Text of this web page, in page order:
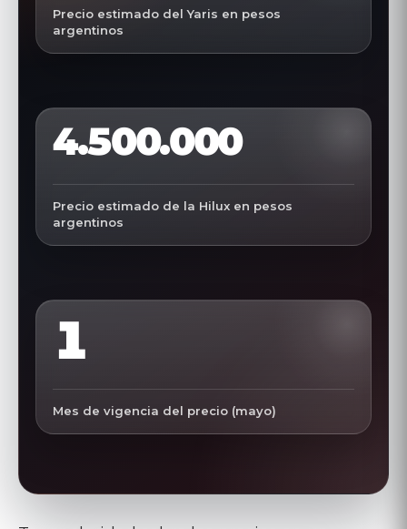
Precio estimado del Yaris en pesos
argentinos
4.500.000
Precio estimado de la Hilux en pesos
argentinos
1
Mes de vigencia del precio (mayo)